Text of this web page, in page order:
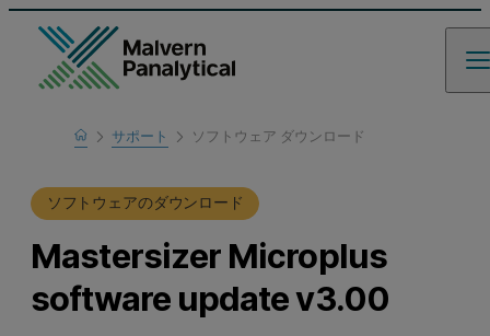
Homeサポート
製品サポート
ソフトウェア ダウンロード
ソフトウェアのダウンロード
Mastersizer Microplus
software update v3.00